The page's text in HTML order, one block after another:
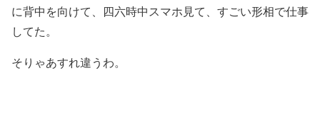
に背中を向けて、四六時中スマホ見て、すごい形相で仕事
してた。
そりゃあすれ違うわ。